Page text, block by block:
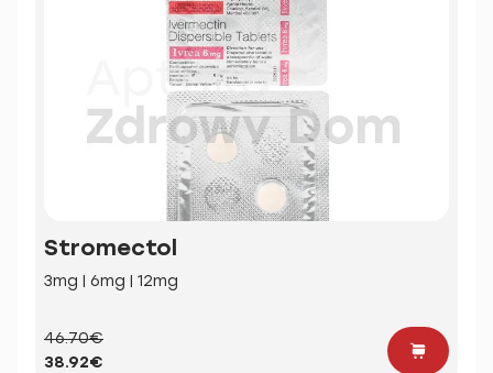
Stromectol
3mg | 6mg | 12mg
46.70€
38.92€